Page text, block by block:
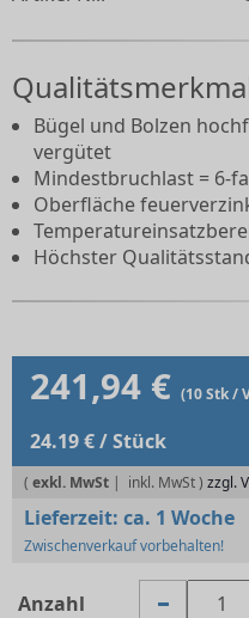
Bügel und Bolzen
vergütet
Mindestbruchlast = 6-
Oberfläche
Höchster
241,94 € (10 Stk /
24.19 € / Stück
( exkl. MwSt | zzgl.
Lieferzeit: ca. 1 Woche
Zwischenverkauf vorbehalten!
Anzahl